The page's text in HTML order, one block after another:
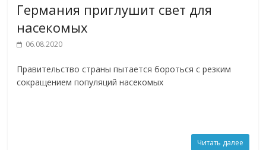
Германия приглушит свет для
насекомых
06.08.2020
Правительство страны пытается бороться с резким
сокращением популяций насекомых
Читать далее